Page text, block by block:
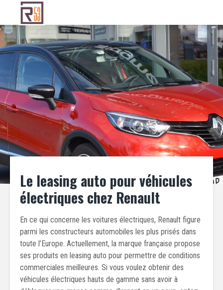
Le leasing auto pour véhicules
électriques chez Renault
En ce qui concerne les voitures électriques, Renault figure
parmi les constructeurs automobiles les plus prisés dans
toute l’Europe. Actuellement, la marque française propose
ses produits en leasing auto pour permettre de conditions
commerciales meilleures. Si vous voulez obtenir des
véhicules électriques hauts de gamme sans avoir à